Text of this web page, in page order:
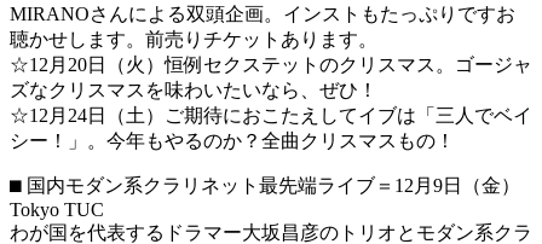
MIRANOさんによる双頭企画。インストもたっぷりですお
聴かせします。前売りチケットあります。
☆12月20日（火）恒例セクステットのクリスマス。ゴージャ
ズなクリスマスを味わいたいなら、ぜひ！
☆12月24日（土）ご期待におこたえしてイブは「三人でベイ
シー！」。今年もやるのか？全曲クリスマスもの！
⬛︎ 国内モダン系クラリネット最先端ライブ＝12月9日（金）
Tokyo TUC
わが国を代表するドラマー大坂昌彦のトリオとモダン系クラ